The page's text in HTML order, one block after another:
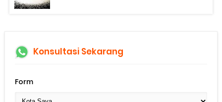
Konsultasi Sekarang
Form